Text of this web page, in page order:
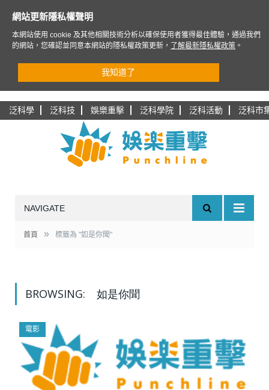
泛科學 泛科技 娛樂重擊 泛科學院 泛科活動 泛科市
NAVIGATE
首頁 » 標籤為 "如是你聞"
BROWSING: 如是你聞
電影
網站更新隱私權聲明
本網站使用 cookie 及其他相關技術分析以確保使用者獲得最佳體驗，通過我們
的網站，您確認並同意本網站的隱私權政策更新，
了解最新隱私權政策 。
我知道了